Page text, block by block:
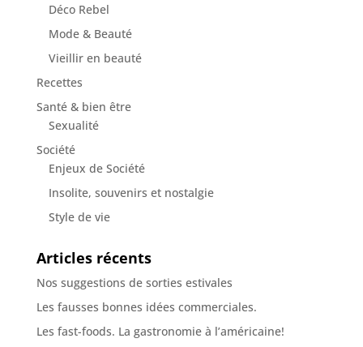
Déco Rebel
Mode & Beauté
Vieillir en beauté
Recettes
Santé & bien être
Sexualité
Société
Enjeux de Société
Insolite, souvenirs et nostalgie
Style de vie
Articles récents
Nos suggestions de sorties estivales
Les fausses bonnes idées commerciales.
Les fast-foods. La gastronomie à l’américaine!